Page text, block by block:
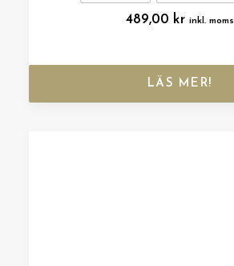
489,00 kr inkl. moms
LÄS MER!